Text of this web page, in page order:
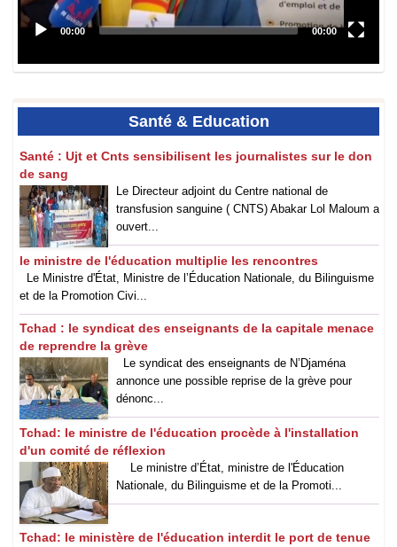
Santé& Education
‎Santé : Ujt et Cnts sensibilisent les journalistes sur le don
de sang
Le Directeur adjoint du Centre national de
transfusion sanguine ( CNTS) Abakar Lol Maloum a
ouvert...
le ministre de l'éducation multiplie les rencontres
Le Ministre d'État, Ministre de l’Éducation Nationale, du Bilinguisme
et de la Promotion Civi...
Tchad : le syndicat des enseignants de la capitale menace
de reprendre la grève
Le syndicat des enseignants de N’Djaména
annonce une possible reprise de la grève pour
dénonc...
Tchad: le ministre de l'éducation procède à l'installation
d'un comité de réflexion
Le ministre d’État, ministre de l'Éducation
Nationale, du Bilinguisme et de la Promoti...
Tchad: le ministère de l'éducation interdit le port de tenue